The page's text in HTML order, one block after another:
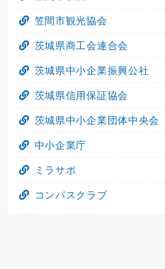
笠間市観光協会
茨城県商工会連合会
茨城県中小企業振興公社
茨城県信用保証協会
茨城県中小企業団体中央会
中小企業庁
ミラサポ
コンパスクラブ